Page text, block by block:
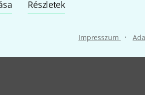
Részletek
Impresszum ·